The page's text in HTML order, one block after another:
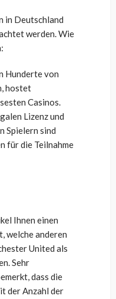
in Deutschland
werden. Wie
Hunderte von
hostet
Casinos.
Lizenz und
Spielern sind
für die Teilnahme
Ihnen einen
welche anderen
United als
Sehr
dass die
der Anzahl der